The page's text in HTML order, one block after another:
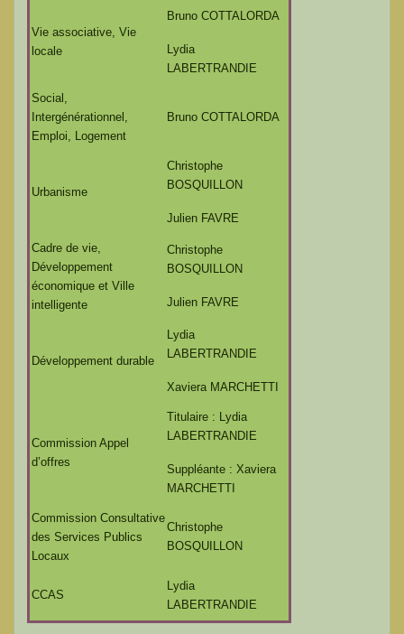
Vie associative, Vie
locale
Bruno COTTALORDA
Lydia
LABERTRANDIE
Social,
Intergénérationnel,
Emploi, Logement
Bruno COTTALORDA
Urbanisme
Christophe
BOSQUILLON
Julien FAVRE
Cadre de vie,
Développement
économique et Ville
intelligente
Christophe
BOSQUILLON
Julien FAVRE
Développement durable
Lydia
LABERTRANDIE
Xaviera MARCHETTI
Commission Appel
d’offres
Titulaire : Lydia
LABERTRANDIE
Suppléante : Xaviera
MARCHETTI
Commission Consultative
des Services Publics
Locaux
Christophe
BOSQUILLON
CCAS
Lydia
LABERTRANDIE